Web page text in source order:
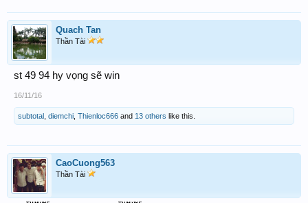
Quach Tan
Thần Tài
st 49 94 hy vọng sẽ win
16/11/16
subtotal diemchi Thienloc666 and 13 others like this.
CaoCuong563
Thần Tài